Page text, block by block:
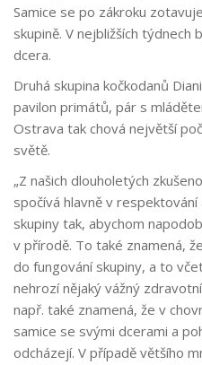
Samice se po zákroku
skupině. V nejbližších
dcera.
Druhá skupina kočkodanů
pavilon primátů, pár s
Ostrava tak chová největší
světě.
„Z našich dlouholetých
spočívá hlavně v
skupiny tak, abychom
v přírodě. To také znamená,
do fungování skupiny, a to
nehrozí nějaký vážný
např. také znamená, že v
samice se svými dcerami a
odcházejí. V případě většího